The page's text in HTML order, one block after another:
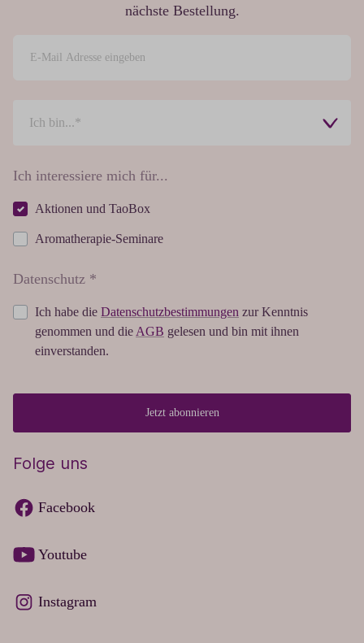
nächste Bestellung.
Ich interessiere mich für...
Aktionen und TaoBox
Aromatherapie-Seminare
Datenschutz *
Ich habe die Datenschutzbestimmungen zur Kenntnis
genommen und die AGB gelesen und bin mit ihnen
einverstanden.
Jetzt abonnieren
Folge uns
Facebook
Youtube
Instagram